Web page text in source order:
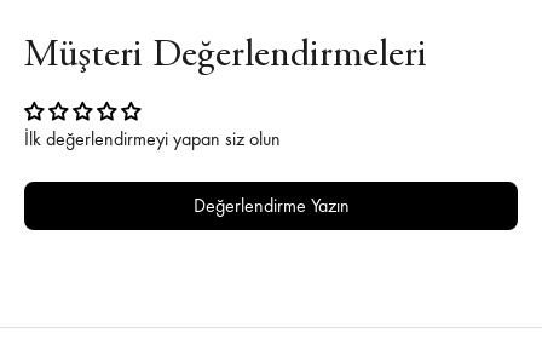
Müşteri Değerlendirmeleri
İlk değerlendirmeyi yapan siz olun
Değerlendirme Yazın